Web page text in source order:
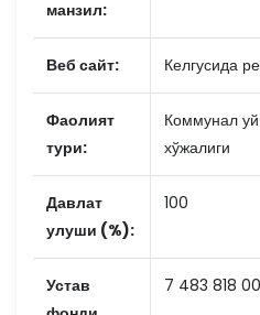
манзил:
Веб сайт: Келгусида
Фаолият
тури:
Коммунал
хўжалиги
Давлат
улуши (%):
100
Устав
7 483 818